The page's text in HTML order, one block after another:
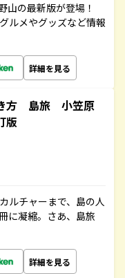
山の最新版が登場！
ルメやグッズなど情報
詳細を見る
方 島旅 小笠原
版
ルチャーまで、島の人
に凝縮。さあ、島旅
詳細を見る